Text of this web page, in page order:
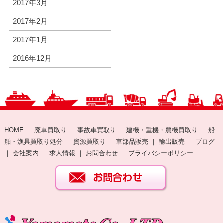
2017年3月
2017年2月
2017年1月
2016年12月
HOME ｜ 廃車買取り ｜ 事故車買取り ｜ 建機・重機・農機買取り ｜ 船
舶・漁具買取り処分 ｜ 資源買取り ｜ 車部品販売 ｜ 輸出販売 ｜ ブログ
｜ 会社案内 ｜ 求人情報 ｜ お問合わせ｜ プライバシーポリシー